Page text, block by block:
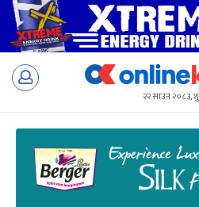
Skip
२२ साउन २०८३,